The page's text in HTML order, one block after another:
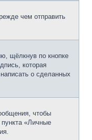
чем отправить
щёлкнув по кнопке
которая
о сделанных
чтобы
«Личные